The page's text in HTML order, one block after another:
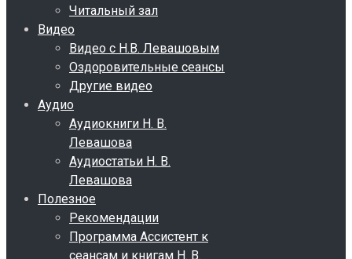
Читальный зал
Видео
Видео с Н.В. Левашовым
Оздоровительные сеансы
Другие видео
Аудио
Аудиокниги Н. В.
Левашова
Аудиостатьи Н. В.
Левашова
Полезное
Рекомендации
Программа Ассистент к
сеансам и книгам Н. В.